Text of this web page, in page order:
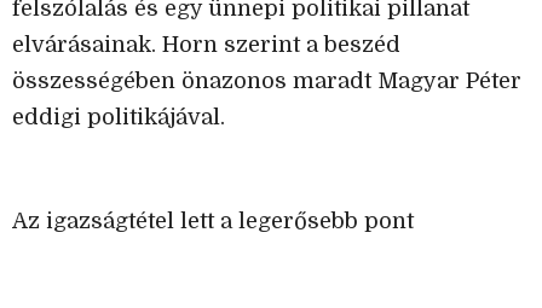
felszólalás és egy ünnepi politikai pillanat
elvárásainak. Horn szerint a beszéd
összességében önazonos maradt Magyar Péter
eddigi politikájával.
Az igazságtétel lett a legerősebb pont